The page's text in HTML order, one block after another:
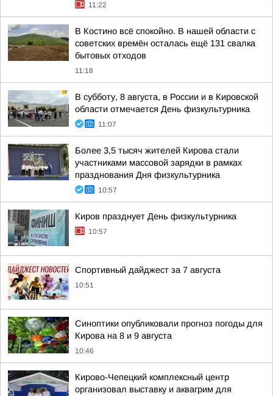
11:22
В Костино всё спокойно. В нашей области с
советских времён осталась ещё 131 свалка
бытовых отходов
11:18
В субботу, 8 августа, в России и в Кировской
области отмечается День физкультурника
11:07
Более 3,5 тысяч жителей Кирова стали
участниками массовой зарядки в рамках
празднования Дня физкультурника
10:57
Киров празднует День физкультурника
10:57
Спортивный дайджест за 7 августа
10:51
Синоптики опубликовали прогноз погоды для
Кирова на 8 и 9 августа
10:46
Кирово-Чепецкий комплексный центр
организовал выставку и аквагрим для